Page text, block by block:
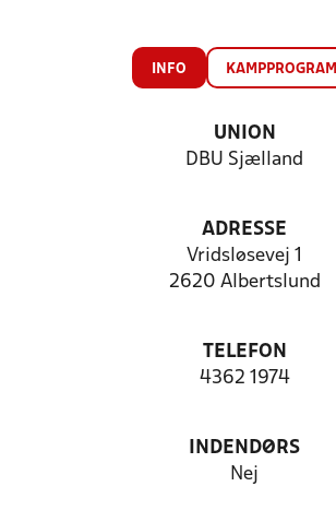
INFO KAMPPROGRAM
UNION
DBU Sjælland
ADRESSE
Vridsløsevej 1
2620 Albertslund
TELEFON
4362 1974
INDENDØRS
Nej